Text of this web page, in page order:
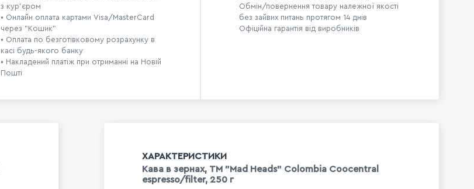
з кур’єром
• Онлайн оплата картами Visa/MasterCard
через "Кошик"
• Оплата по безготівковому розрахунку в
касі будь-якого банку
• Накладений платіж при отриманні на Новій
Пошті
Обмін/повернення товару належної якості
без зайвих питань протягом 14 днів
Офіційна гарантія від виробників
ХАРАКТЕРИСТИКИ
Кава в зернах, ТМ "Mad Heads" Colombia Coocentral
espresso/filter, 250 г